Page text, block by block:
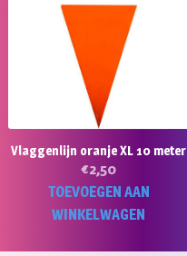
Vlaggenlijn oranje XL 10 meter
€2,50
TOEVOEGEN AAN
WINKELWAGEN